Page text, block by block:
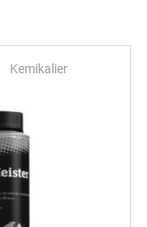
Kemikalier